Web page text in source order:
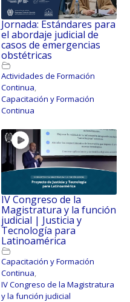
Jornada: Estándares para
el abordaje judicial de
casos de emergencias
obstétricas
Actividades de Formación
Continua
Capacitación y Formación
Continua
IV Congreso de la
Magistratura y la función
judicial | Justicia y
Tecnología para
Latinoamérica
Capacitación y Formación
Continua
IV Congreso de la Magistratura
y la función judicial